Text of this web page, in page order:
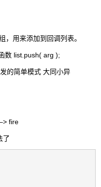
，用来添加到回调列表。
数 list.push( arg );
的简单模式 大同小异
fire
了